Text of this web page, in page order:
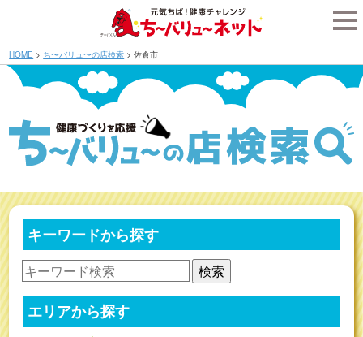
HOME > ち〜バリュ〜の店検索 >佐倉市
キーワードから探す
検索
エリアから探す